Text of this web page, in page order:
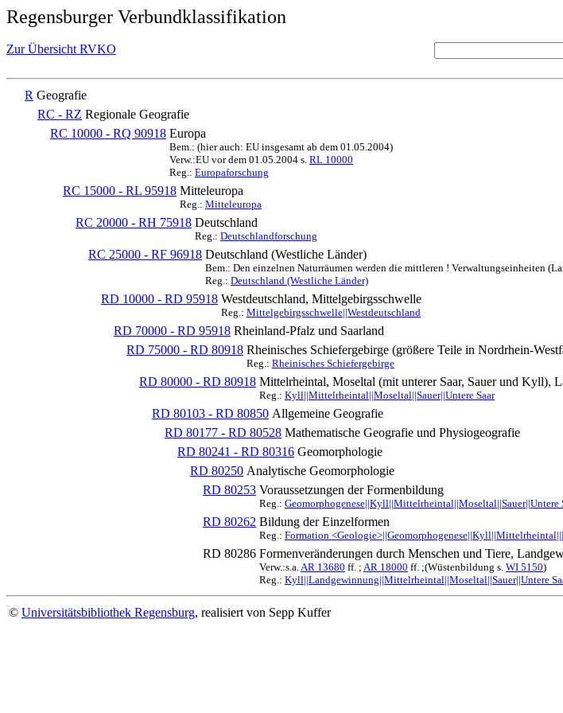
Regensburger Verbundklassifikation
Zur Übersicht RVKO
R Geografie
RC - RZ Regionale Geografie
RC 10000 - RQ 90918 Europa
Bem.: (hier auch: EU insgesamt ab dem 01.05.2004)
Verw.:EU vor dem 01.05.2004 s. RL 10000
Reg.: Europaforschung
RC 15000 - RL 95918 Mitteleuropa
Reg.: Mitteleuropa
RC 20000 - RH 75918 Deutschland
Reg.: Deutschlandforschung
RC 25000 - RF 96918 Deutschland (Westliche Länder)
Bem.: Den einzelnen Naturräumen werden die mittleren ! Verwaltungseinheiten
Reg.: Deutschland (Westliche Länder)
RD 10000 - RD 95918 Westdeutschland, Mittelgebirgsschwelle
Reg.: Mittelgebirgsschwelle||Westdeutschland
RD 70000 - RD 95918 Rheinland-Pfalz und Saarland
RD 75000 - RD 80918 Rheinisches Schiefergebirge (größere Teile in Nordrhein-
Reg.: Rheinisches Schiefergebirge
RD 80000 - RD 80918 Mittelrheintal, Moseltal (mit unterer Saar, Sauer und Kyll),
Reg.: Kyll||Mittelrheintal||Moseltal||Sauer||Untere Saar
RD 80103 - RD 80850 Allgemeine Geografie
RD 80177 - RD 80528 Mathematische Geografie und Physiogeografie
RD 80241 - RD 80316 Geomorphologie
RD 80250 Analytische Geomorphologie
RD 80253 Voraussetzungen der Formenbildung
Reg.: Geomorphogenese||Kyll||Mittelrheintal||Moseltal||Sauer||Untere
RD 80262 Bildung der Einzelformen
Reg.: Formation
RD 80286 Formenveränderungen durch Menschen und Tiere,
Verw.:s.a.AR 13680 ff. ; AR 18000 ff. ;(Wüstenbildung s. WI 5150)
Reg.: Kyll||Landgewinnung||Mittelrheintal||Moseltal||Sauer||Untere
© Universitätsbibliothek Regensburg, realisiert von Sepp Kuffer